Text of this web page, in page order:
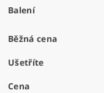
Balení
Běžná cena
Ušetříte
Cena